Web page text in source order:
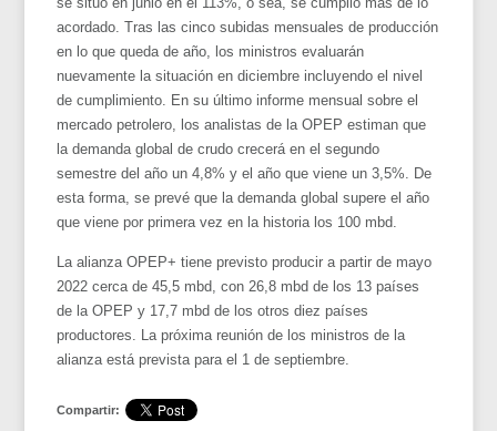
acordado. Tras las cinco subidas mensuales de producción
en lo que queda de año, los ministros evaluarán
nuevamente la situación en diciembre incluyendo el nivel
de cumplimiento. En su último informe mensual sobre el
mercado petrolero, los analistas de la OPEP estiman que
la demanda global de crudo crecerá en el segundo
semestre del año un 4,8% y el año que viene un 3,5%. De
esta forma, se prevé que la demanda global supere el año
que viene por primera vez en la historia los 100 mbd.
La alianza OPEP+ tiene previsto producir a partir de mayo
2022 cerca de 45,5 mbd, con 26,8 mbd de los 13 países
de la OPEP y 17,7 mbd de los otros diez países
productores. La próxima reunión de los ministros de la
alianza está prevista para el 1 de septiembre.
Compartir: